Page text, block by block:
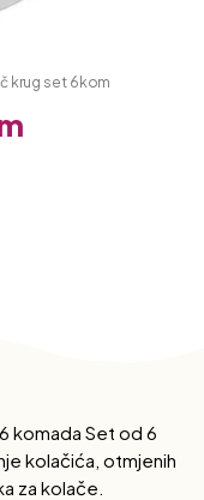
krug set 6kom
komada Set od 6
kolačića, otmjenih
za kolače.